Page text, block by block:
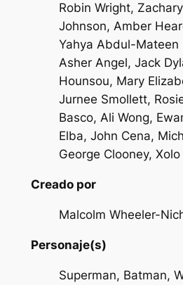
Robin Wright,
Johnson, Amber
Yahya Abdul-Mateen
Asher Angel, Jack
Hounsou, Mary
Jurnee Smollett,
Basco, Ali Wong,
Elba, John Cena,
George Clooney,
Creado por
Malcolm Wheeler-
Personaje(s)
Superman, Batman,